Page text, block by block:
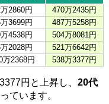
2860円
470万2435円
3699円
487万5258円
4538円
504万8081円
2028円
521万6642円
万2368円 538万3377円
円と上昇し、 20代
ています。